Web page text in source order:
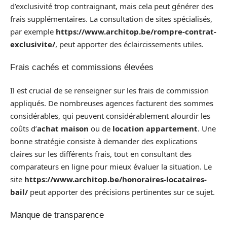
d’exclusivité trop contraignant, mais cela peut générer des
frais supplémentaires. La consultation de sites spécialisés,
par exemple https://www.architop.be/rompre-contrat-
exclusivite/, peut apporter des éclaircissements utiles.
Frais cachés et commissions élevées
Il est crucial de se renseigner sur les frais de commission
appliqués. De nombreuses agences facturent des sommes
considérables, qui peuvent considérablement alourdir les
coûts d’achat maison ou de location appartement. Une
bonne stratégie consiste à demander des explications
claires sur les différents frais, tout en consultant des
comparateurs en ligne pour mieux évaluer la situation. Le
site https://www.architop.be/honoraires-locataires-
bail/ peut apporter des précisions pertinentes sur ce sujet.
Manque de transparence